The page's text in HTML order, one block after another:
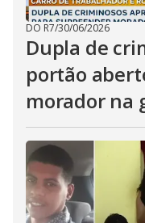
DO R7/30/06/2026
Dupla de
portão
morador na